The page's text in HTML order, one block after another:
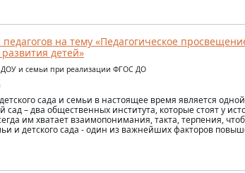
на тему «Педагогическое
детей»
и семьи при реализации ФГОС ДО
сада и семьи в настоящее время является
сад – два общественных института, которые стоят у
им хватает взаимопонимания, такта, терпения,
и детского сада - один из важнейших факторов